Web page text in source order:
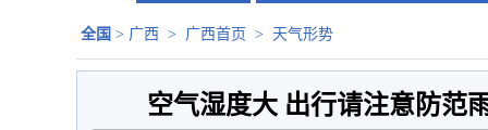
全国 > 广西 > 广西首页 > 天气形势
空气湿度大 出行请注意防范